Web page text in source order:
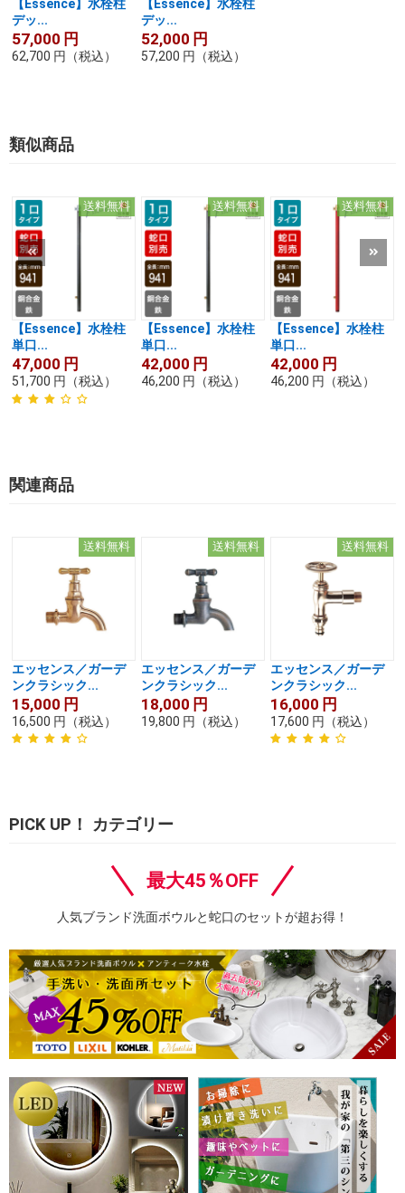
【Essence】水栓柱
デッ...
57,000 円
62,700 円 （税込）
【Essence】水栓柱
デッ...
52,000 円
57,200 円 （税込）
類似商品
送料無料
【Essence】水栓柱
単口...
47,000 円
51,700 円 （税込）
送料無料
【Essence】水栓柱
単口...
42,000 円
46,200 円 （税込）
送料無料
【Essence】水栓柱
単口...
42,000 円
46,200 円 （税込）
関連商品
送料無料
エッセンス／ガーデ
ンクラシック...
15,000 円
16,500 円 （税込）
送料無料
エッセンス／ガーデ
ンクラシック...
18,000 円
19,800 円 （税込）
送料無料
エッセンス／ガーデ
ンクラシック...
16,000 円
17,600 円 （税込）
PICK UP！ カテゴリー
最大45％OFF
人気ブランド洗面ボウルと蛇口のセットが超お得！